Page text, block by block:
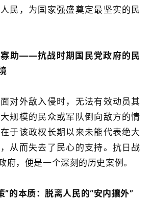
民，为国家强盛奠定最坚实的民
助——抗战时期国民党政府的民
对外敌入侵时，无法有效动员其
规模的民众或军队倒向敌方的情
于该政权长期以来未能代表绝大
从而失去了民心的支持。抗日战
府，便是一个深刻的历史案例。
”的本质：脱离人民的“安内攘外”‍